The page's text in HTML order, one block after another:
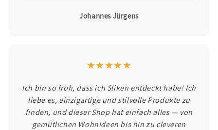
Johannes Jürgens
★★★★★
Ich bin so froh, dass ich Sliken entdeckt habe! Ich
liebe es, einzigartige und stilvolle Produkte zu
finden, und dieser Shop hat einfach alles — von
gemütlichen Wohnideen bis hin zu cleveren